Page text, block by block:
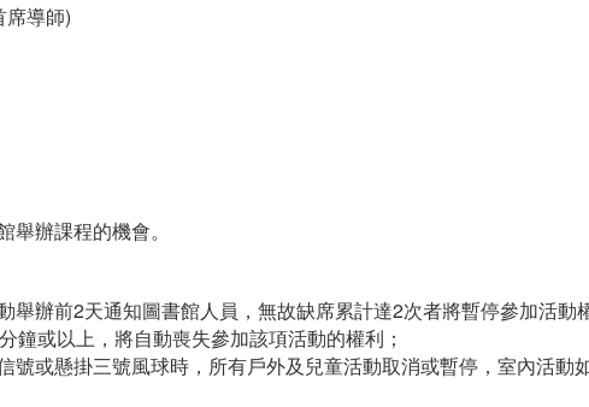
席導師)
辦課程的機會。
舉辦前2天通知圖書館人員，無故缺席累計達2次者將暫停參加活動
鐘或以上，將自動喪失參加該項活動的權利；
或懸掛三號風球時，所有戶外及兒童活動取消或暫停，室內活動